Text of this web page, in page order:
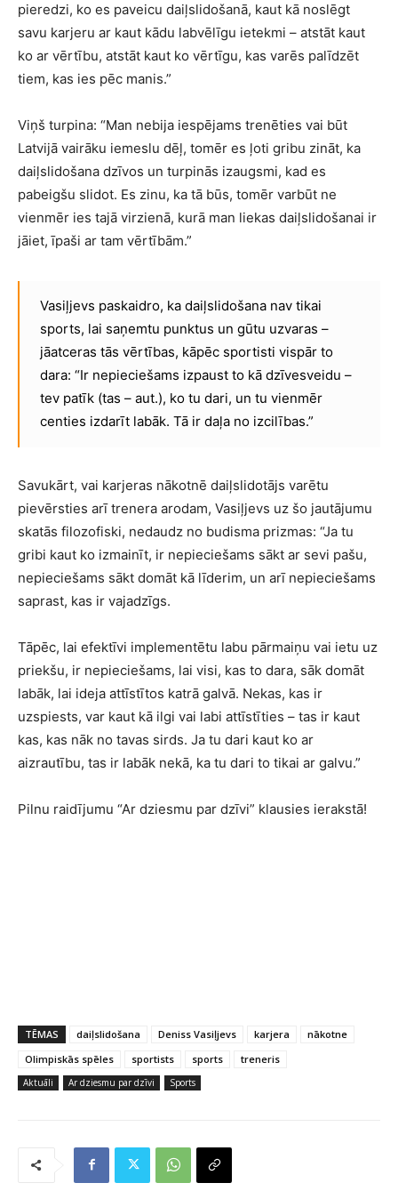
pieredzi, ko es paveicu daiļslidošanā, kaut kā noslēgt
savu karjeru ar kaut kādu labvēlīgu ietekmi – atstāt kaut
ko ar vērtību, atstāt kaut ko vērtīgu, kas varēs palīdzēt
tiem, kas ies pēc manis.”
Viņš turpina: “Man nebija iespējams trenēties vai būt
Latvijā vairāku iemeslu dēļ, tomēr es ļoti gribu zināt, ka
daiļslidošana dzīvos un turpinās izaugsmi, kad es
pabeigšu slidot. Es zinu, ka tā būs, tomēr varbūt ne
vienmēr ies tajā virzienā, kurā man liekas daiļslidošanai ir
jāiet, īpaši ar tam vērtībām.”
Vasiļjevs paskaidro, ka daiļslidošana nav tikai
sports, lai saņemtu punktus un gūtu uzvaras –
jāatceras tās vērtības, kāpēc sportisti vispār to
dara: “Ir nepieciešams izpaust to kā dzīvesveidu –
tev patīk (tas – aut.), ko tu dari, un tu vienmēr
centies izdarīt labāk. Tā ir daļa no izcilības.”
Savukārt, vai karjeras nākotnē daiļslidotājs varētu
pievērsties arī trenera arodam, Vasiļjevs uz šo jautājumu
skatās filozofiski, nedaudz no budisma prizmas: “Ja tu
gribi kaut ko izmainīt, ir nepieciešams sākt ar sevi pašu,
nepieciešams sākt domāt kā līderim, un arī nepieciešams
saprast, kas ir vajadzīgs.
Tāpēc, lai efektīvi implementētu labu pārmaiņu vai ietu uz
priekšu, ir nepieciešams, lai visi, kas to dara, sāk domāt
labāk, lai ideja attīstītos katrā galvā. Nekas, kas ir
uzspiests, var kaut kā ilgi vai labi attīstīties – tas ir kaut
kas, kas nāk no tavas sirds. Ja tu dari kaut ko ar
aizrautību, tas ir labāk nekā, ka tu dari to tikai ar galvu.”
Pilnu raidījumu “Ar dziesmu par dzīvi” klausies ierakstā!
TĒMAS daiļslidošana Deniss Vasiļjevs karjera
nākotne
Olimpiskās spēles
sportists sports treneris
Aktuāli Ar dziesmu par dzīvi Sports